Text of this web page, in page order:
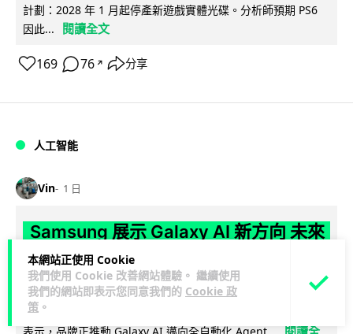
本網站正使用 Cookie
我們使用 Cookie 改善網站體驗。 繼續使用
我們的網站即表示您同意我們的 Cookie 政
策 。
計劃：2028 年 1 月起停產新遊戲實體光碟。分析師預期 PS6
因此...
閱讀全文
169 76 ↗ 分享
人工智能
Vin 1 日
Samsung 展示 Galaxy AI 新方向 未來
手機毋須輸入文字 轉向 Agent 全自動操
作
Samsung 電子 MX 部門顧客體驗辦公室主管兼副總裁 Jay Kim
表示，品牌正推動 Galaxy AI 邁向全自動化 Agent... 閱讀全